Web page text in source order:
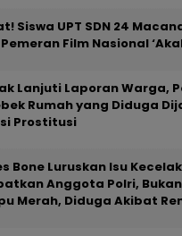
Siswa UPT SDN 24
Film Nasional
Lanjuti Laporan Warga,
Rumah yang Diduga
Prostitusi
Bone Luruskan Isu
Anggota Polri,
Merah, Diduga Akibat